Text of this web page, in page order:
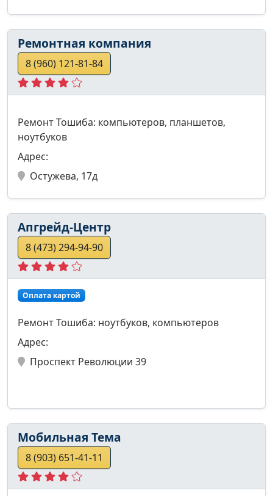
Ремонтная компания
8 (960) 121-81-84
Ремонт Тошиба: компьютеров, планшетов,
ноутбуков
Адрес:
Остужева, 17д
Апгрейд-Центр
8 (473) 294-94-90
Оплата картой
Ремонт Тошиба: ноутбуков, компьютеров
Адрес:
Проспект Революции 39
Мобильная Тема
8 (903) 651-41-11